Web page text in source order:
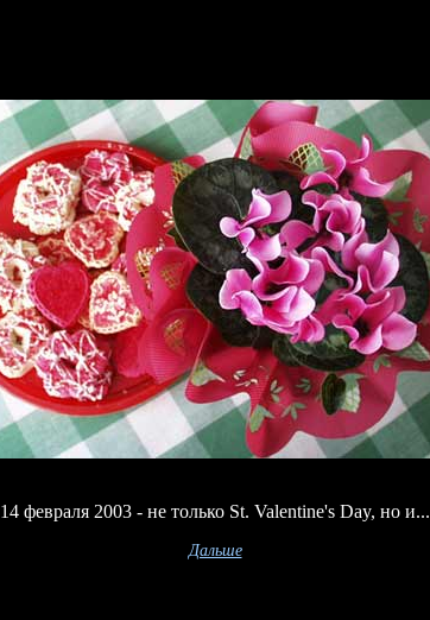
14 февраля 2003 - не только St. Valentine's Day, но и...
Дальше